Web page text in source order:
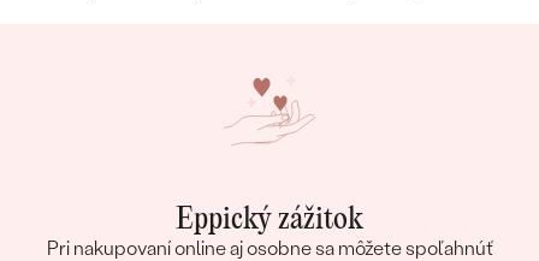
Eppický zážitok
Pri nakupovaní online aj osobne sa môžete spoľahnúť